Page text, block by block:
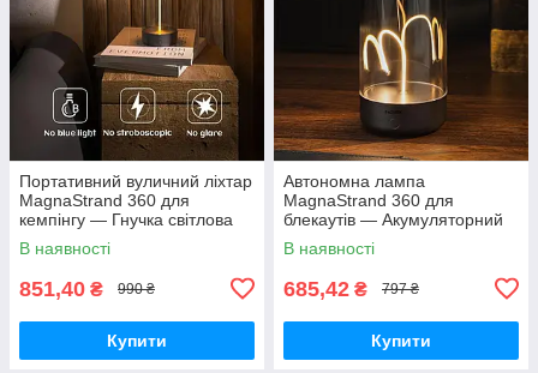
Портативний вуличний ліхтар
MagnaStrand 360 для
кемпінгу — Гнучка світлова
нитка 360° з магнітним
кріпленням та Type-C
В наявності
851,40 ₴ 990 ₴
Купити
Автономна лампа
MagnaStrand 360 для
блекаутів — Акумуляторний
світильник «Квантовий дріт» з
Type-C та потужним магнітом
В наявності
685,42 ₴ 797 ₴
Купити